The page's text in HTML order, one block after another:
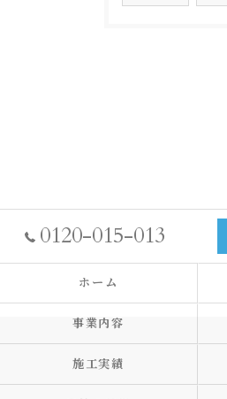
0120-015-013
ホーム
事業内容
施工実績